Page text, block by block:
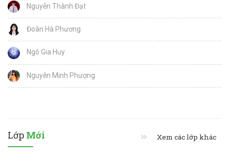
Nguyễn Thành Đạt
Đoàn Hà Phương
Ngô Gia Huy
Nguyễn Minh Phượng
Lớp Mới Xem các lớp khác